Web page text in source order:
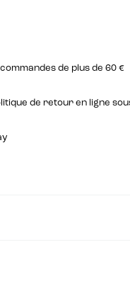
de plus de 60 €
de retour en ligne